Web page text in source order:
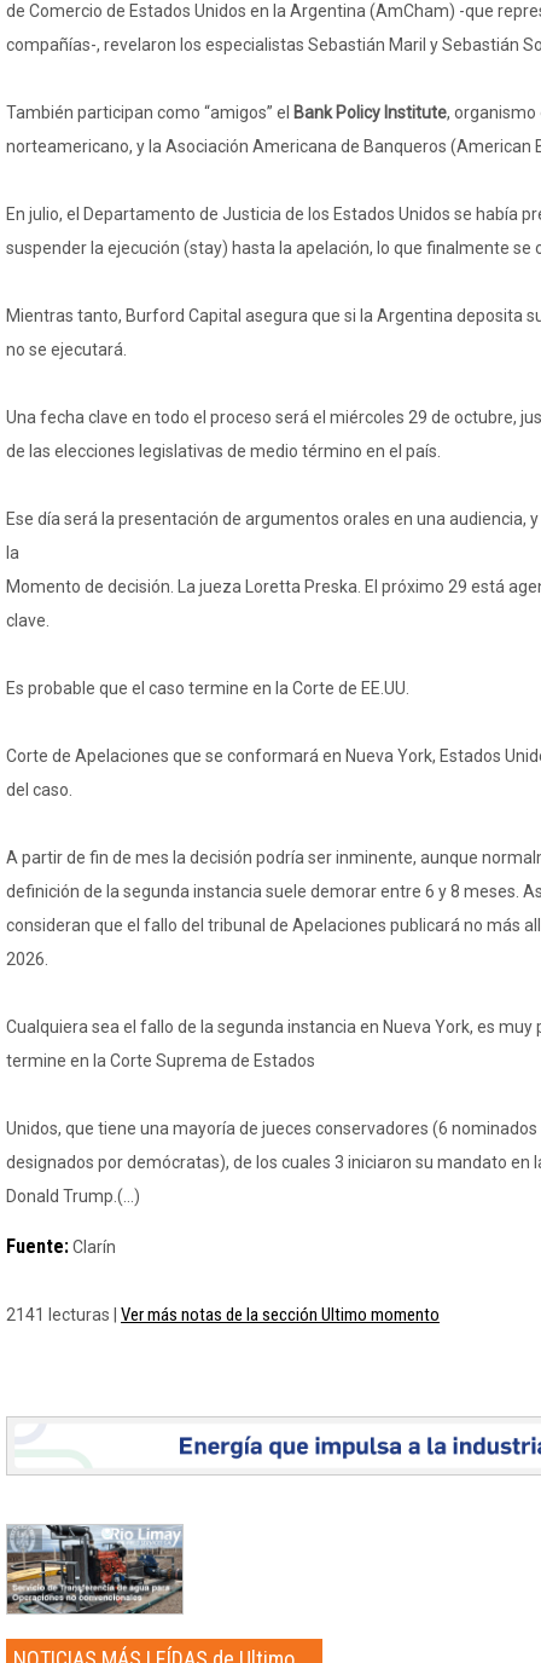
de Comercio de Estados Unidos en la Argentina (AmCham) -que
compañías-, revelaron los especialistas Sebastián Maril y Sebastián
También participan como “amigos” el Bank Policy Institute, organismo
norteamericano, y la Asociación Americana de Banqueros (American
En julio, el Departamento de Justicia de los Estados Unidos se había
suspender la ejecución (stay) hasta la apelación, lo que finalmente se
Mientras tanto, Burford Capital asegura que si la Argentina deposita
no se ejecutará.
Una fecha clave en todo el proceso será el miércoles 29 de octubre,
de las elecciones legislativas de medio término en el país.
Ese día será la presentación de argumentos orales en una audiencia,
la
Momento de decisión. La jueza Loretta Preska. El próximo 29 está
clave.
Es probable que el caso termine en la Corte de EE.UU.
Corte de Apelaciones que se conformará en Nueva York, Estados
del caso.
A partir de fin de mes la decisión podría ser inminente, aunque
definición de la segunda instancia suele demorar entre 6 y 8 meses.
consideran que el fallo del tribunal de Apelaciones publicará no más
2026.
Cualquiera sea el fallo de la segunda instancia en Nueva York, es muy
termine en la Corte Suprema de Estados
Unidos, que tiene una mayoría de jueces conservadores (6
designados por demócratas), de los cuales 3 iniciaron su mandato en
Donald Trump.(...)
Fuente:Clarín
2141 lecturas | Ver más notas de la sección Ultimo momento